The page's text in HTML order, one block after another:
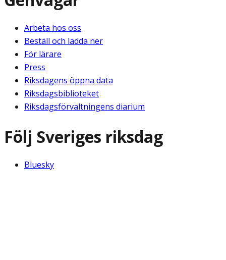
Arbeta hos oss
Beställ och ladda ner
För lärare
Press
Riksdagens öppna data
Riksdagsbiblioteket
Riksdagsförvaltningens diarium
Följ Sveriges riksdag
Bluesky